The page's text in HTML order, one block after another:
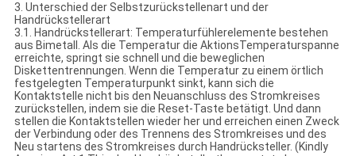
3. Unterschied der Selbstzurückstellenart und der
Handrückstellerart
3.1. Handrückstellerart: Temperaturfühlerelemente bestehen
aus Bimetall. Als die Temperatur die AktionsTemperaturspanne
erreichte, springt sie schnell und die beweglichen
Diskettentrennungen. Wenn die Temperatur zu einem örtlich
festgelegten Temperaturpunkt sinkt, kann sich die
Kontaktstelle nicht bis den Neuanschluss des Stromkreises
zurückstellen, indem sie die Reset-Taste betätigt. Und dann
stellen die Kontaktstellen wieder her und erreichen einen Zweck
der Verbindung oder des Trennens des Stromkreises und des
Neu startens des Stromkreises durch Handrücksteller. (Kindly